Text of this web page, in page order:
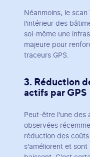
Néanmoins, le
l'intérieur des
soi-même une
majeure pour
traceurs GPS.
3. Réduction
actifs par GPS
Peut-être l'une des
observées
réduction des
s'améliorent et